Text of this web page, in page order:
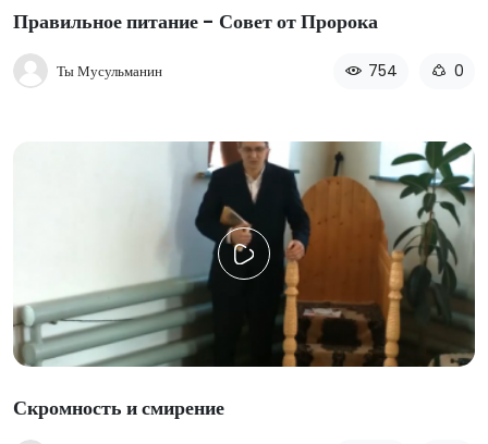
Правильное питание - Совет от Пророка
Ты Мусульманин 754 0
Скромность и смирение